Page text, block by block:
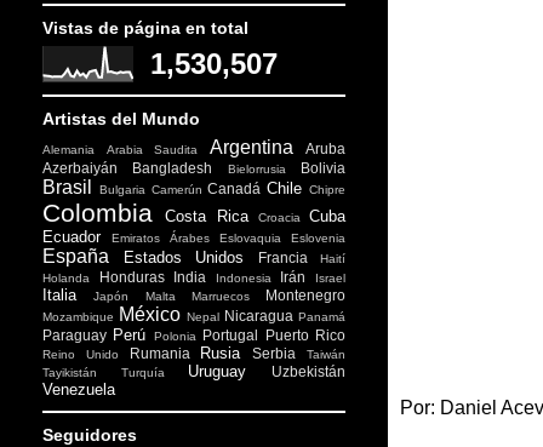
Por: Daniel
Vistas de página en total
1,530,507
Artistas del Mundo
Alemania Arabia Saudita Argentina
Aruba
Azerbaiyán
Bangladesh Bielorrusia Bolivia
Brasil Bulgaria Camerún Canadá Chile Chipre
Colombia Costa Rica Croacia
Cuba
Ecuador
Emiratos Árabes Eslovaquia Eslovenia
España Estados Unidos Francia
Haití
Holanda
Honduras India Indonesia Irán Israel
Italia Japón Malta Marruecos Montenegro
Mozambique México Nepal Nicaragua Panamá
Paraguay Perú Polonia Portugal Puerto Rico
Reino Unido Rumania Rusia Serbia
Taiwán
Tayikistán
Turquía Uruguay Uzbekistán
Venezuela
Seguidores